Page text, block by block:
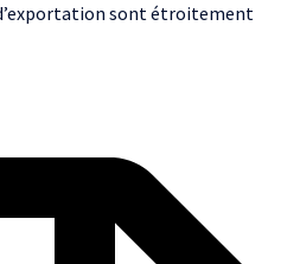
sont étroitement